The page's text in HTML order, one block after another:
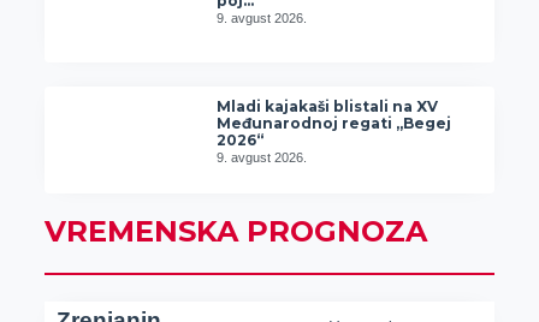
9. avgust 2026.
Mladi kajakaši blistali na XV
Međunarodnoj regati „Begej
2026“
9. avgust 2026.
VREMENSKA PROGNOZA